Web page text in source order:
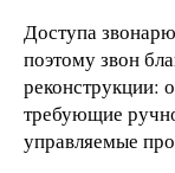
Доступа
поэтому звон
реконструкции:
требующие
управляемые